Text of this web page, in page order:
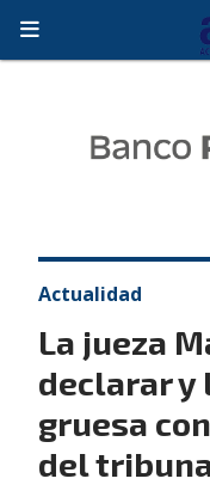
La jueza
declarar y
gruesa
del
Actualidad